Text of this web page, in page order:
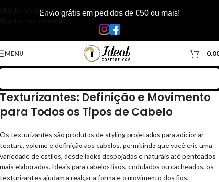
Skip to navigationEnvio grátis em pedidos de €50 ou mais!
MENU
Texturizantes: Definição e Movimento
para Todos os Tipos de Cabelo
Os texturizantes são produtos de styling projetados para adicionar
textura, volume e definição aos cabelos, permitindo que você crie uma
variedade de estilos, desde looks despojados e naturais até penteados
mais elaborados. Ideais para cabelos lisos, ondulados ou cacheados, os
texturizantes ajudam a realçar a forma e o movimento dos fios,